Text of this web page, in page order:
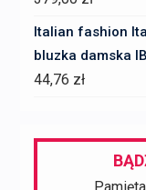
Italian fashion
bluzka damska
44,76 zł